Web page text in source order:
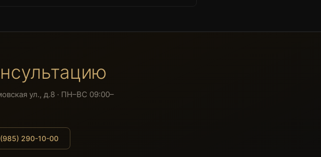
ул., д.8 · ПН–ВС 09:00–
290-10-00